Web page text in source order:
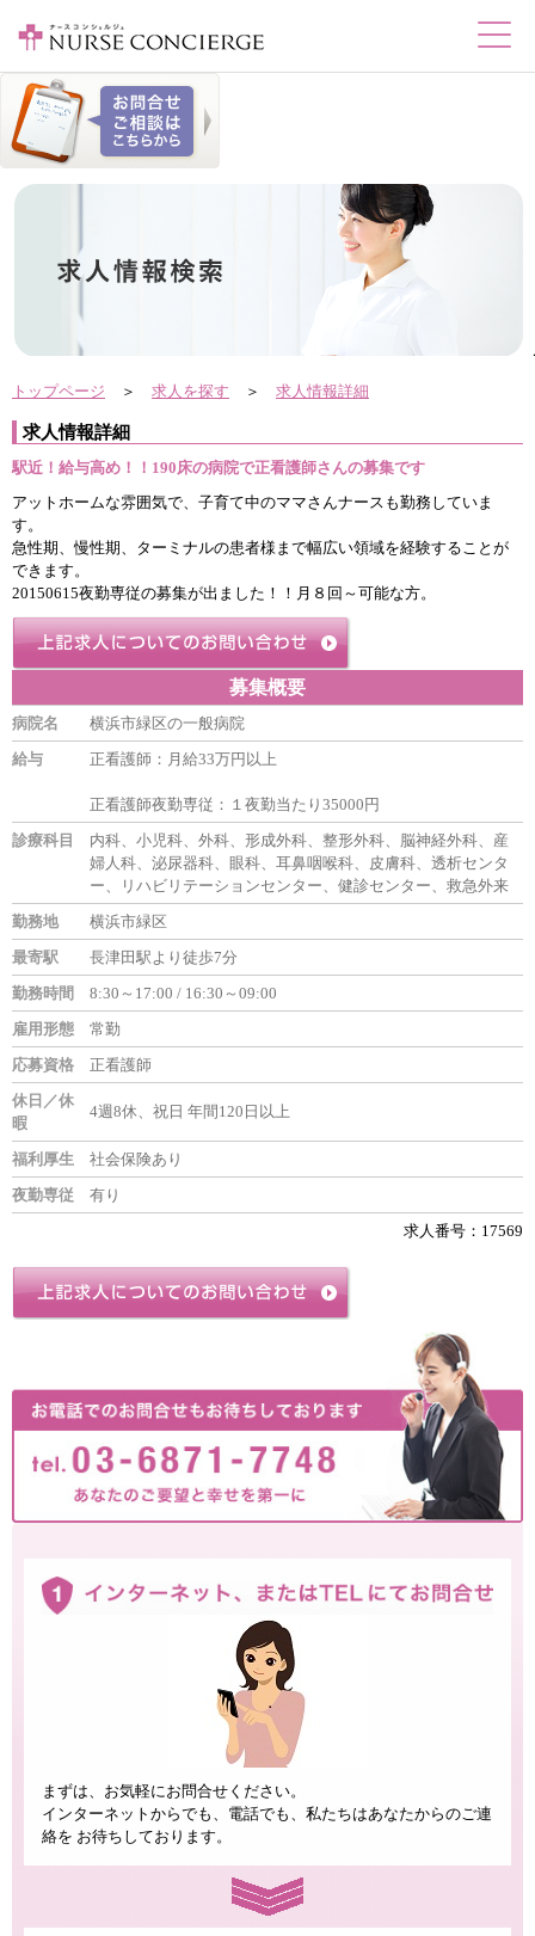
トップページ ＞ 求人を探す ＞ 求人情報詳細
求人情報詳細
駅近！給与高め！！190床の病院で正看護師さんの募集です
アットホームな雰囲気で、子育て中のママさんナースも勤務していま
す。
急性期、慢性期、ターミナルの患者様まで幅広い領域を経験することが
できます。
20150615夜勤専従の募集が出ました！！月８回～可能な方。
募集概要
病院名
横浜市緑区の一般病院
給与
正看護師：月給33万円以上
正看護師夜勤専従：１夜勤当たり35000円
診療科目
内科、小児科、外科、形成外科、整形外科、脳神経外科、産
婦人科、泌尿器科、眼科、耳鼻咽喉科、皮膚科、透析センタ
ー、リハビリテーションセンター、健診センター、救急外来
勤務地
横浜市緑区
最寄駅
長津田駅より徒歩7分
勤務時間
8:30～17:00 / 16:30～09:00
雇用形態
常勤
応募資格
正看護師
休日／休
暇
4週8休、祝日 年間120日以上
福利厚生
社会保険あり
夜勤専従
有り
求人番号：17569
まずは、お気軽にお問合せください。
インターネットからでも、電話でも、私たちはあなたからのご連
絡を お待ちしております。